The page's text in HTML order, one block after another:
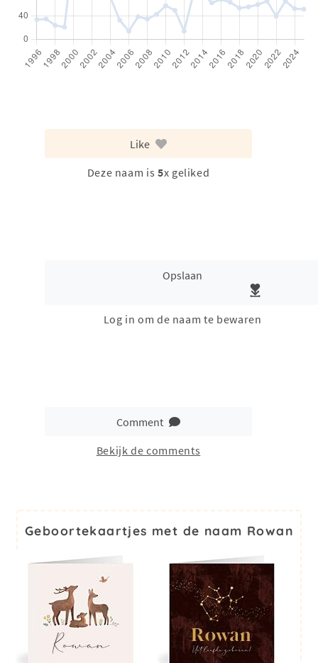
Like
Deze naam is 5x geliked
Opslaan
Log in om de naam te bewaren
Comment
Bekijk de comments
Geboortekaartjes met de naam Rowan